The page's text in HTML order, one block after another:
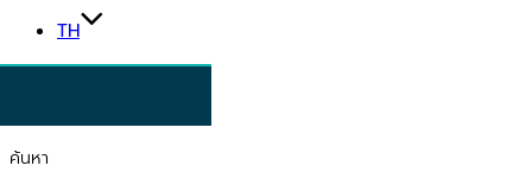
TH
ค้นหา